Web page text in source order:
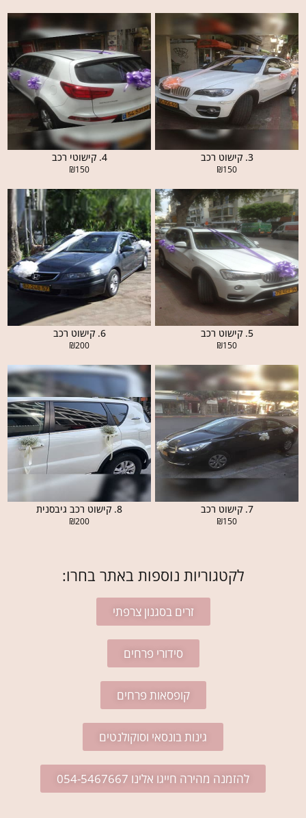
3. קישוט רכב
₪150
4. קישוטי רכב
₪150
5. קישוט רכב
₪150
6. קישוט רכב
₪200
7. קישוט רכב
₪150
8. קישוט רכב גיבסנית
₪200
לקטגוריות נוספות באתר בחרו:
זרים בסגנון צרפתי
סידורי פרחים
קופסאות פרחים
גינות בונסאי וסוקולנטים
להזמנה מהירה חייגו אלינו 054-5467667